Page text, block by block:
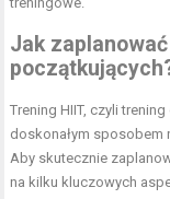
Jak
Trening HIIT, czyli
doskonałym sposobem
Aby skutecznie
na kilku kluczowych